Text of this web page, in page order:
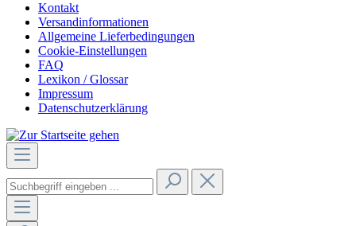
Kontakt
Versandinformationen
Allgemeine Lieferbedingungen
Cookie-Einstellungen
FAQ
Lexikon / Glossar
Impressum
Datenschutzerklärung